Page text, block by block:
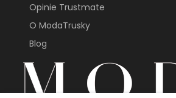
Opinie Trustmate
O ModaTrusky
Blog